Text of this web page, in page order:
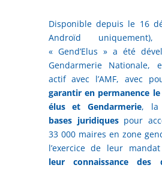
Disponible depuis le 16
Androïd uniquement),
« Gend’Elus » a été
Gendarmerie Nationale,
actif avec l’AMF, avec
garantir en permanence
élus et Gendarmerie, la
bases juridiquespour
33 000 maires en zone
l’exercice de leur
leur connaissance des